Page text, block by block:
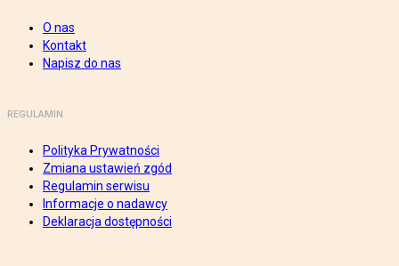
O nas
Kontakt
Napisz do nas
REGULAMIN
Polityka Prywatności
Zmiana ustawień zgód
Regulamin serwisu
Informacje o nadawcy
Deklaracja dostępności